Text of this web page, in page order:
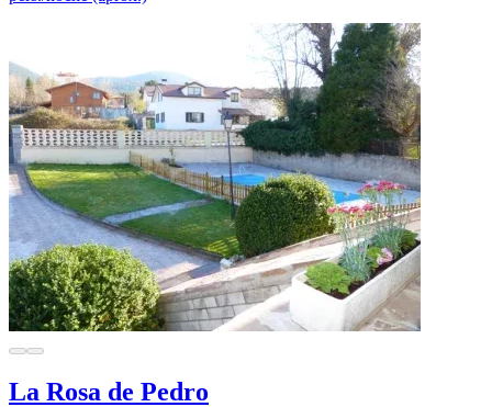
La Rosa de Pedro